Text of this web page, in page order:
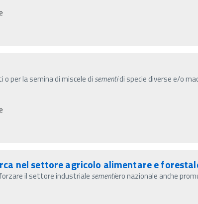
per la semina di miscele di sementidi specie diverse e/o
nel settore agricolo alimentare e
il settore industriale sementiero nazionale anche